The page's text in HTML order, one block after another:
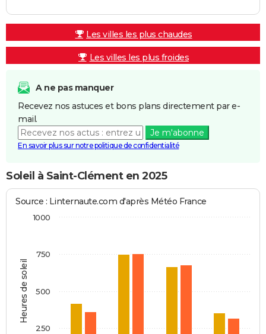
Les villes les plus chaudes
Les villes les plus froides
A ne pas manquer
Recevez nos astuces et bons plans directement par e-
mail.
Je m'abonne
En savoir plus sur notre politique de confidentialité
Soleil à Saint-Clément en 2025
Heures de soleil
Source : Linternaute.com d'après Météo France
250
500
750
1000